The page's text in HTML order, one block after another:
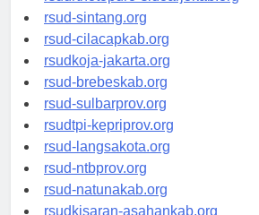
rsudrtnotopuro-sidoarjokab.org
rsud-sintang.org
rsud-cilacapkab.org
rsudkoja-jakarta.org
rsud-brebeskab.org
rsud-sulbarprov.org
rsudtpi-kepriprov.org
rsud-langsakota.org
rsud-ntbprov.org
rsud-natunakab.org